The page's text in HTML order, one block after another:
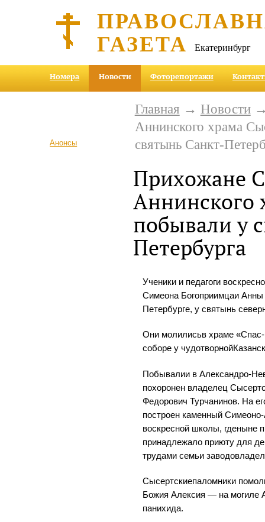
ГАЗЕТА Екатеринбург
Номера Новости Фоторепортажи
Анонсы
Главная → Новости→
Аннинского храма
святынь Санкт-
Прихожане
Аннинского
побывали у
Петербурга
Ученики и педагоги
Симеона Богоприимцаи
Петербурге, у святынь
Они молилисьв храме
соборе у
Побывалии в Александро-
похоронен владелец
Федорович Турчанинов. На
построен каменный
воскресной школы, гденыне
принадлежало приюту для
трудами семьи
Сысертскиепаломники
Божия Алексия — на могиле
панихида.